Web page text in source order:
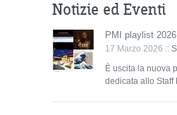
Notizie ed Eventi
PMI playlist
17 Marzo 2026 ::
È uscita la nuova
dedicata allo Staff